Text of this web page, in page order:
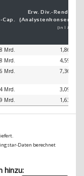
Cap.
Erw. Div.- Ren­di­te
(Analystenkonsens)
[in 1 Jahr]
Mrd.
1,86 %
Mrd.
4,59 %
Mrd. 7,36 %
Mrd.
3,09 %
Mrd. 1,63 %
Daten berechnet
hinzu: